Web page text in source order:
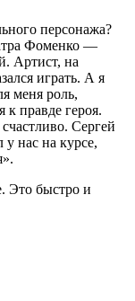
персонажа?
Фоменко —
Артист, на
играть. А я
меня роль,
к правде героя.
Сергей
нас на курсе,
Это быстро и